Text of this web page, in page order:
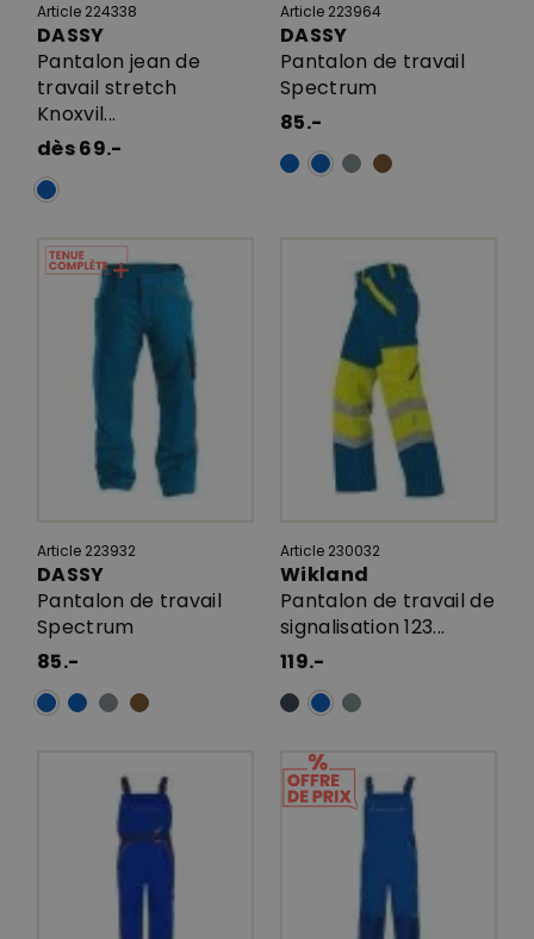
Article 224338
DASSY
Pantalon jean de
travail stretch
Knoxvil...
dès 69.-
Article 223964
DASSY
Pantalon de travail
Spectrum
85.-
Article 223932
DASSY
Pantalon de travail
Spectrum
85.-
Article 230032
Wikland
Pantalon de travail de
signalisation 123...
119.-